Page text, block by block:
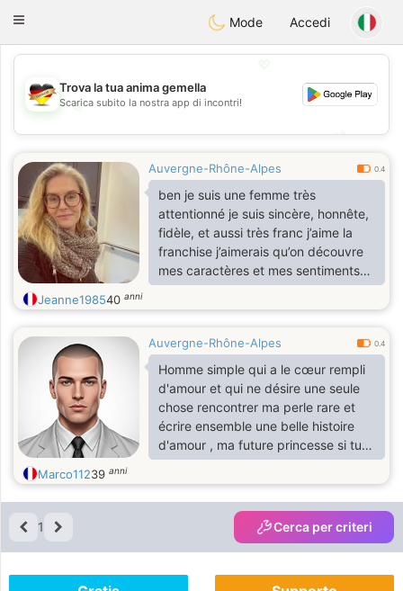
DeutschDating
Toggle
Mode Accedi
💖
💕
Trova la tua anima gemella
Scarica subito la nostra app di incontri!
Auvergne-Rhône-Alpes 0.4
ben je suis une femme très
attentionné je suis sincère, honnête,
fidèle, et aussi très franc j’aime la
franchise j’aimerais qu’on découvre
mes caractères et mes sentiments
Jeanne198540 anni
Auvergne-Rhône-Alpes 0.4
Homme simple qui a le cœur rempli
d'amour et qui ne désire une seule
chose rencontrer ma perle rare et
écrire ensemble une belle histoire
d'amour , ma future princesse si tu
es sur ce site manifestes-toi.
Marco11239 anni
1 Cerca per criteri